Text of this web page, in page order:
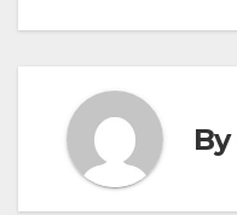
By